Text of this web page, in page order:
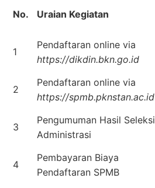
No. Uraian Kegiatan
1
Pendaftaran online via
https://dikdin.bkn.go.id
2
Pendaftaran online via
https://spmb.pknstan.ac.id
3
Pengumuman Hasil Seleksi
Administrasi
4
Pembayaran Biaya
Pendaftaran SPMB